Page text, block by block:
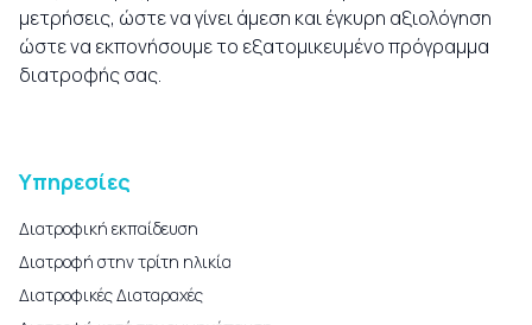
μετρήσεις, ώστε να γίνει άμεση και έγκυρη αξιολόγηση
ώστε να εκπονήσουμε το εξατομικευμένο πρόγραμμα
διατροφής σας.
Υπηρεσίες
Διατροφική εκπαίδευση
Διατροφή στην τρίτη ηλικία
Διατροφικές Διαταραχές